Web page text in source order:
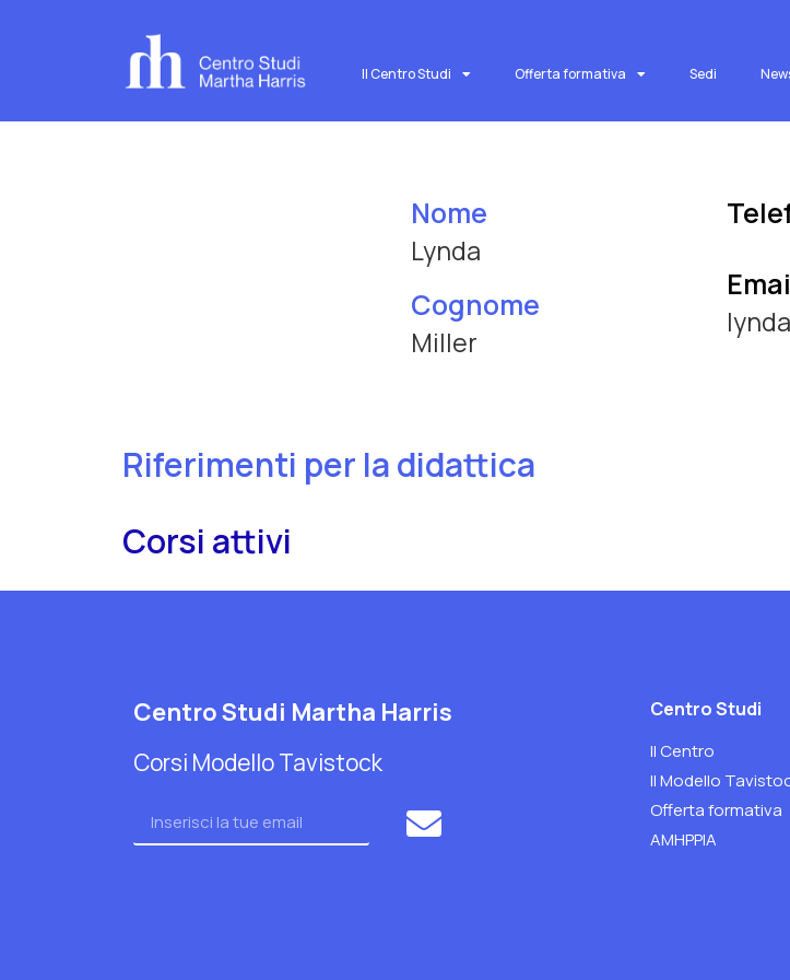
Il Centro Studi Offerta formativa Sedi
Nome
Lynda
Cognome
Miller
Riferimenti per la didattica
Corsi attivi
Centro Studi Martha Harris
Corsi Modello Tavistock
Centro Studi
Il Centro
Il Modello
Offerta formativa
AMHPPIA